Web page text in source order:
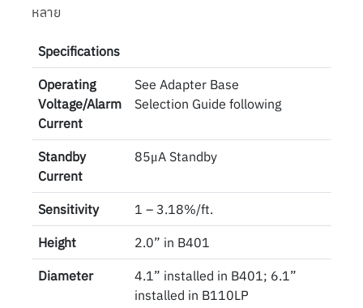
หลาย
Specifications
Operating
Voltage/Alarm
Current
See Adapter Base
Selection Guide following
Standby
Current
85μA Standby
Sensitivity 1 – 3.18%/ft.
Height 2.0” in B401
Diameter
4.1” installed in B401; 6.1”
installed in B110LP